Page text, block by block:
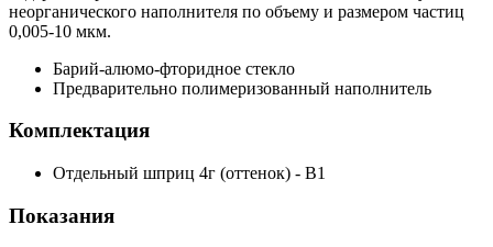
неорганического наполнителя по объему и размером частиц
0,005-10 мкм.
Барий-алюмо-фторидное стекло
Предварительно полимеризованный наполнитель
Комплектация
Отдельный шприц 4г (оттенок) - B1
Показания